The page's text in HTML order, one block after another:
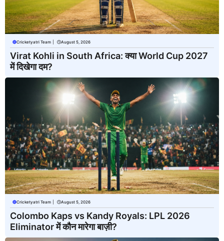
Cricketyatri Team August 5, 2026
Virat Kohli in South Africa: क्या World Cup 2027
में दिखेगा दम?
Cricketyatri Team August 5, 2026
Colombo Kaps vs Kandy Royals: LPL 2026
Eliminator में कौन मारेगा बाज़ी?